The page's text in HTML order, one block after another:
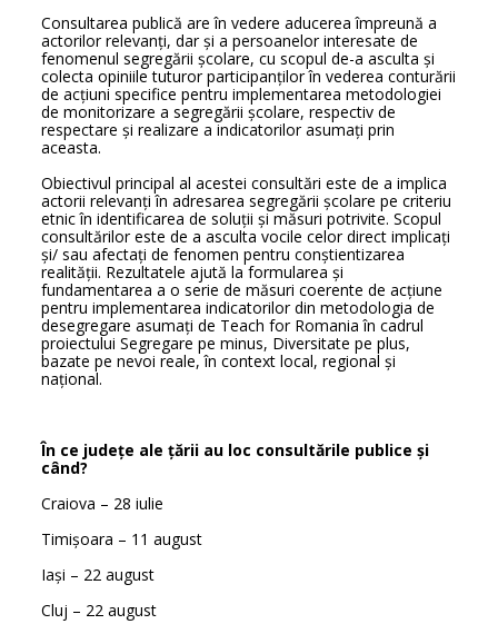
Consultarea publică are în vedere aducerea împreună a
actorilor relevanți, dar și a persoanelor interesate de
fenomenul segregării școlare, cu scopul de-a asculta și
colecta opiniile tuturor participanților în vederea conturării
de acțiuni specifice pentru implementarea metodologiei
de monitorizare a segregării școlare, respectiv de
respectare și realizare a indicatorilor asumați prin
aceasta.
Obiectivul principal al acestei consultări este de a implica
actorii relevanți în adresarea segregării școlare pe criteriu
etnic în identificarea de soluții și măsuri potrivite. Scopul
consultărilor este de a asculta vocile celor direct implicați
și/ sau afectați de fenomen pentru conștientizarea
realității. Rezultatele ajută la formularea și
fundamentarea a o serie de măsuri coerente de acțiune
pentru implementarea indicatorilor din metodologia de
desegregare asumați de Teach for Romania în cadrul
proiectului Segregare pe minus, Diversitate pe plus,
bazate pe nevoi reale, în context local, regional și
național.
În ce județe ale țării au loc consultările publice și
când?
Craiova – 28 iulie
Timișoara – 11 august
Iași – 22 august
Cluj – 22 august